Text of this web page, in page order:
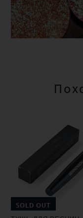
SOLD OUT